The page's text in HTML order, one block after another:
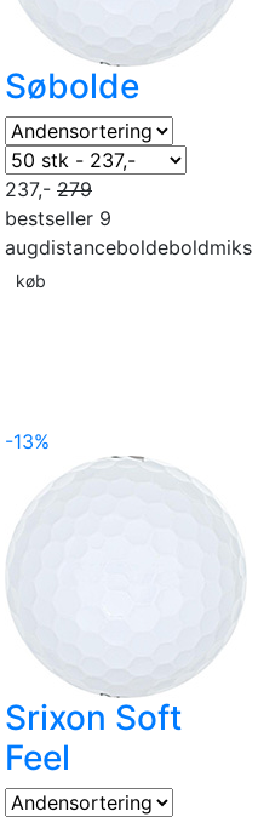
Søbolde
237,- 279
bestseller 9
augdistanceboldeboldmiks
køb
-13%
Srixon Soft
Feel